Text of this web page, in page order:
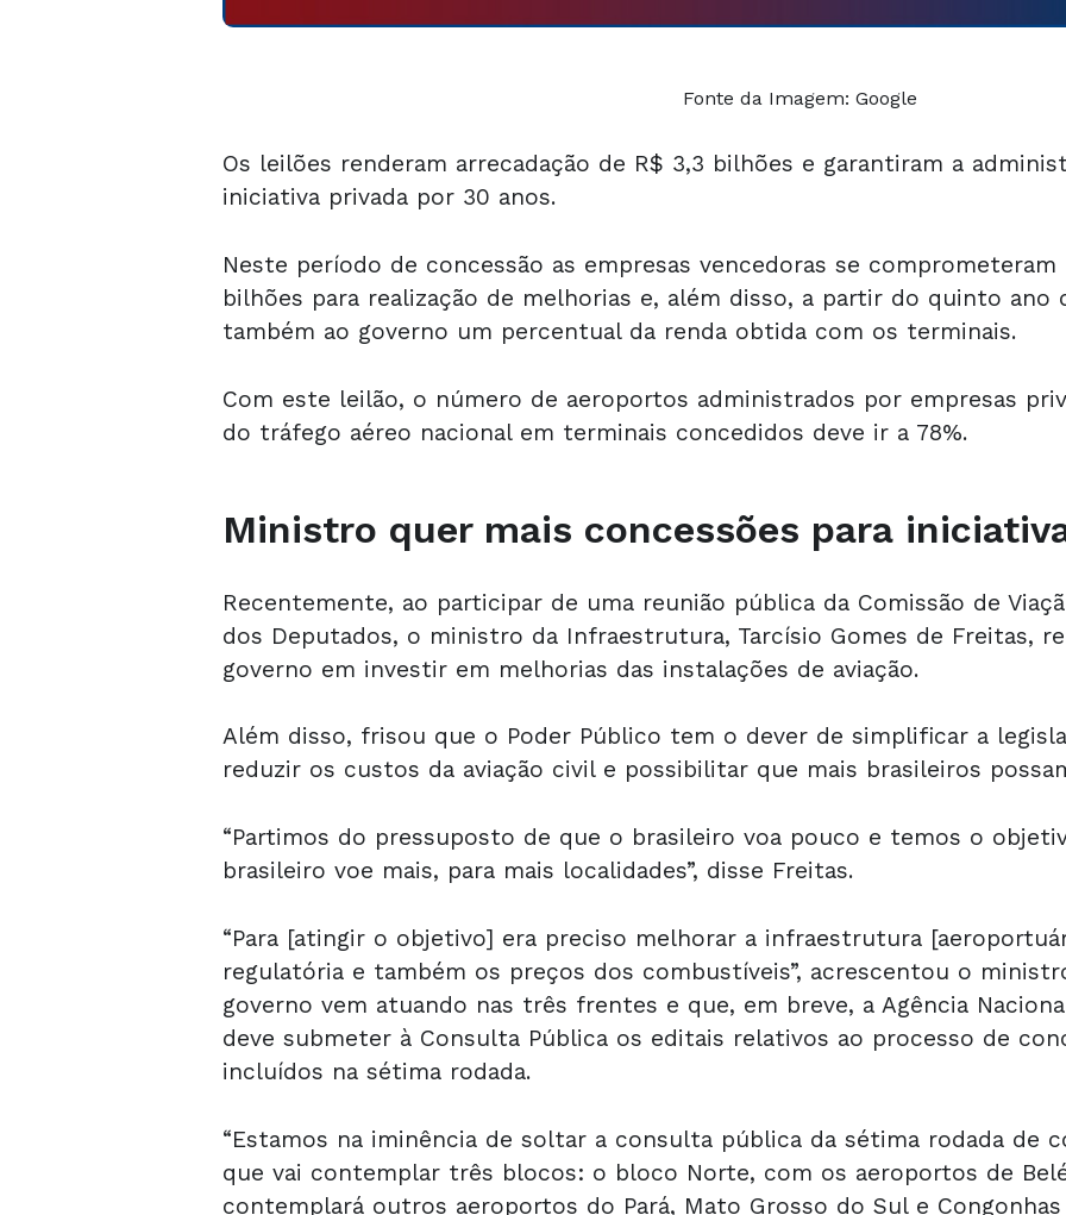
Fonte da Imagem: Google
Os leilões renderam arrecadação de R$ 3,3 bilhões e garantiram a
iniciativa privada por 30 anos.
Neste período de concessão as empresas vencedoras se
bilhões para realização de melhorias e, além disso, a partir do quinto ano
também ao governo um percentual da renda obtida com os terminais.
Com este leilão, o número de aeroportos administrados por empresas
do tráfego aéreo nacional em terminais concedidos deve ir a 78%.
Ministro quer mais concessões para
Recentemente, ao participar de uma reunião pública da Comissão de
dos Deputados, o ministro da Infraestrutura, Tarcísio Gomes de Freitas,
governo em investir em melhorias das instalações de aviação.
Além disso, frisou que o Poder Público tem o dever de simplificar a
reduzir os custos da aviação civil e possibilitar que mais brasileiros
“Partimos do pressuposto de que o brasileiro voa pouco e temos o
brasileiro voe mais, para mais localidades”, disse Freitas.
“Para [atingir o objetivo] era preciso melhorar a infraestrutura
regulatória e também os preços dos combustíveis”, acrescentou o
governo vem atuando nas três frentes e que, em breve, a Agência
deve submeter à Consulta Pública os editais relativos ao processo de
incluídos na sétima rodada.
“Estamos na iminência de soltar a consulta pública da sétima rodada de
que vai contemplar três blocos: o bloco Norte, com os aeroportos de
contemplará outros aeroportos do Pará, Mato Grosso do Sul e